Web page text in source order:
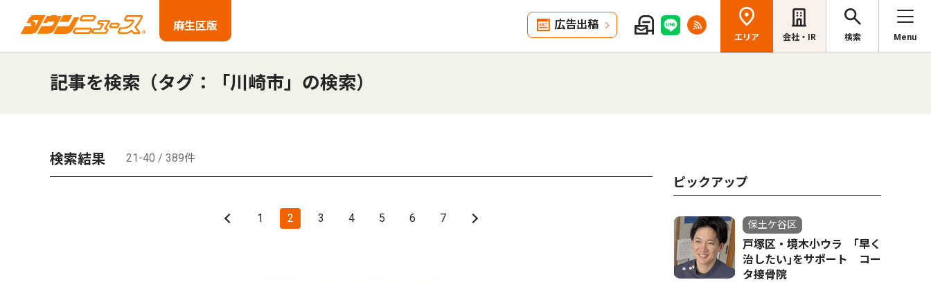
麻生区版 広告出稿
エリア 会社・IR 検索 Menu
記事を検索（タグ：「川崎市」の検索）
検索結果 21-40 / 389件
1 2 3 4 5 6 7
ピックアップ
保土ケ谷区
戸塚区・境木小ウラ ｢早く
治したい｣をサポート コー
タ接骨院